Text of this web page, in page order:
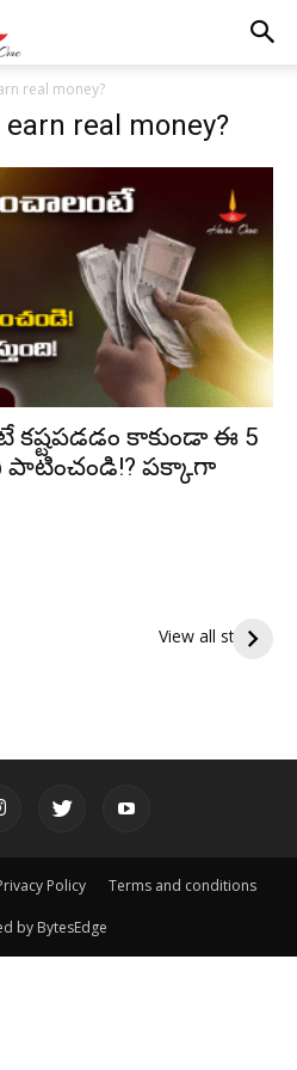
real money?
real money?
కాకుండా ఈ 5
పాటించండి!? పక్కాగా
View all stories
ఇంద్రకీలాద్రి గిరి ప్రదక్షిణ
Policy Terms and conditions
by BytesEdge